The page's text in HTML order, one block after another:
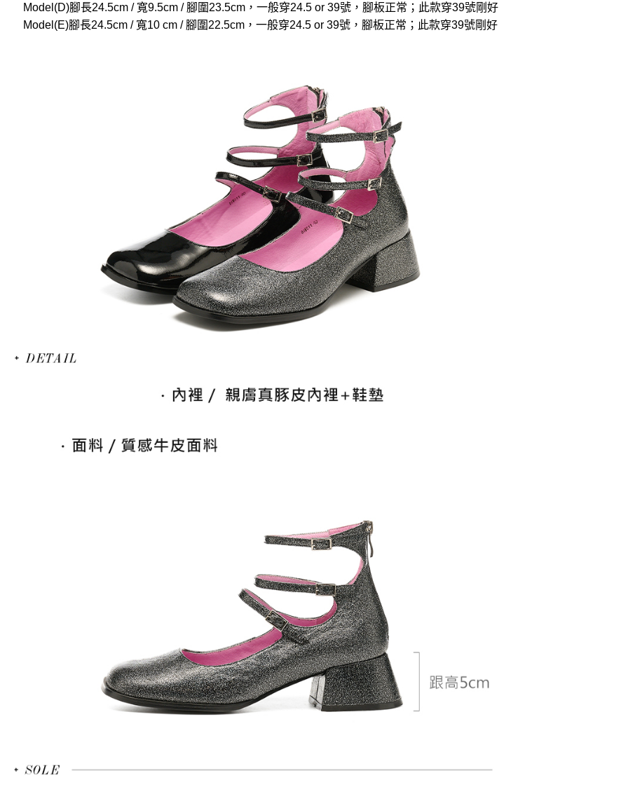
Model(D)腳長24.5cm / 寬9.5cm / 腳圍23.5cm，一般穿24.5 or 39號，腳板正常；此款穿39號剛好
Model(E)腳長24.5cm / 寬10 cm / 腳圍22.5cm，一般穿24.5 or 39號，腳板正常；此款穿39號剛好